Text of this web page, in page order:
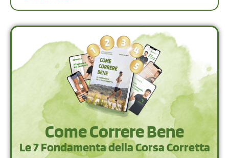
Come Correre Bene
Le 7 Fondamenta della Corsa Corretta